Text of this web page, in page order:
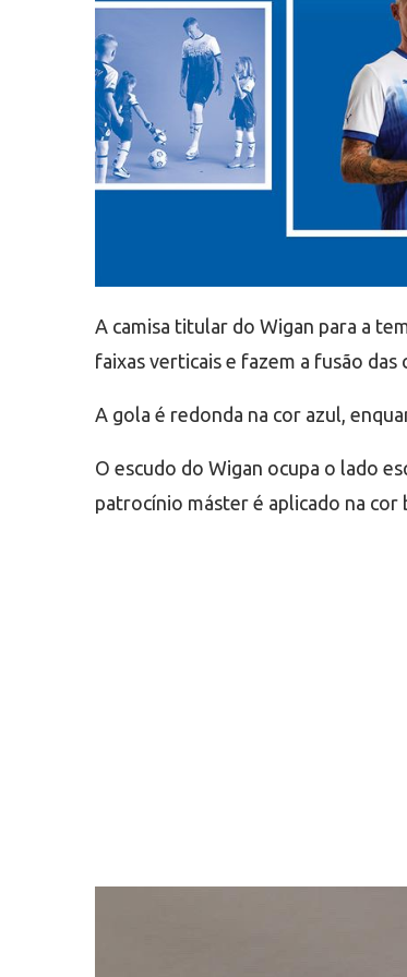
A camisa titular do Wigan para a
faixas verticais e fazem a fusão
A gola é redonda na cor azul,
O escudo do Wigan ocupa o lado
patrocínio máster é aplicado na cor